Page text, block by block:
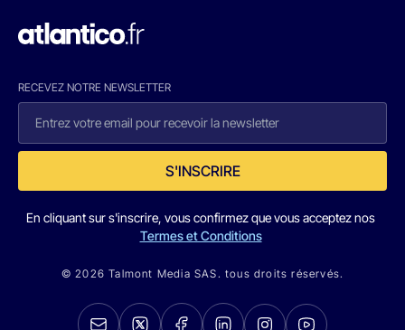
RECEVEZ NOTRE NEWSLETTER
S'INSCRIRE
En cliquant sur s'inscrire, vous confirmez que vous acceptez nos
Termes et Conditions
© 2026 Talmont Media SAS. tous droits réservés.